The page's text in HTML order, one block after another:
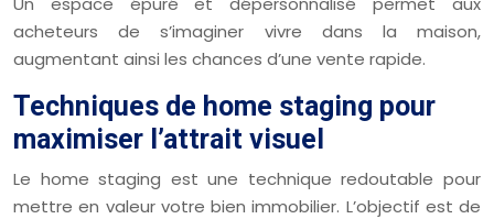
acheteurs de s’imaginer vivre dans la maison,
augmentant ainsi les chances d’une vente rapide.
Techniques de home staging pour
maximiser l’attrait visuel
Le home staging est une technique redoutable pour
mettre en valeur votre bien immobilier. L’objectif est de